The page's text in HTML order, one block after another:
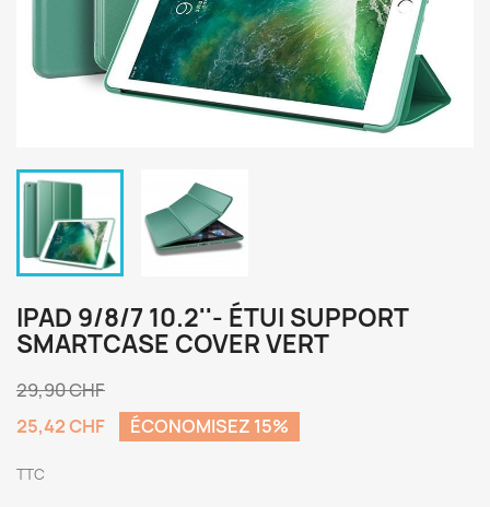
IPAD 9/8/7 10.2''- ÉTUI SUPPORT
SMARTCASE COVER VERT
29,90 CHF
25,42 CHF
ÉCONOMISEZ 15%
TTC